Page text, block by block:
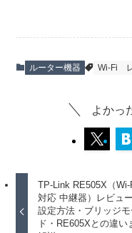
ルーター機器 Wi-Fi
よかっ
TP-Link RE505X（Wi-
対応 中継器）レビュー
設定方法・ブリッジモ
ド・RE605Xとの違い